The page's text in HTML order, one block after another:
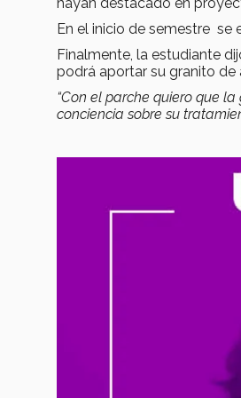
En el inicio de semestre se
Finalmente, la estudiante
podrá aportar su granito de
“Con el parche quiero que
conciencia sobre su